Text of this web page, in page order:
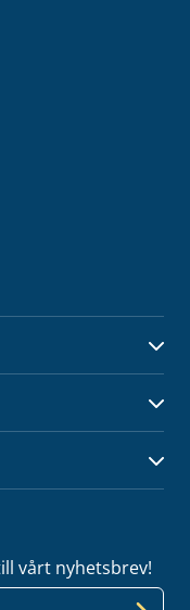
vårt nyhetsbrev!